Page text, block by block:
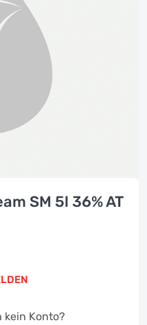
SM 5l 36% AT
kein Konto?